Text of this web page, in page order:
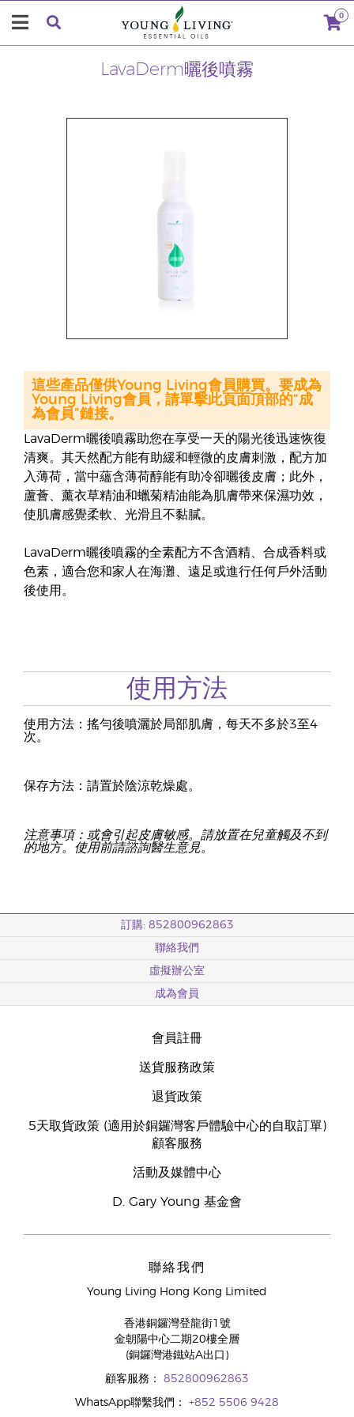
0
LavaDerm曬後噴霧
LavaDerm曬後噴霧助您在享受一天的陽光後迅速恢復
清爽。其天然配方能有助緩和輕微的皮膚刺激，配方加
入薄荷，當中蘊含薄荷醇能有助冷卻曬後皮膚；此外，
蘆薈、薰衣草精油和蠟菊精油能為肌膚帶來保濕功效，
使肌膚感覺柔軟、光滑且不黏膩。
LavaDerm曬後噴霧的全素配方不含酒精、合成香料或
色素，適合您和家人在海灘、遠足或進行任何戶外活動
後使用。
這些產品僅供Young Living會員購買。要成為
Young Living會員，請單擊此頁面頂部的“成
為會員”鏈接。
使用方法
使用方法：搖勻後噴灑於局部肌膚，每天不多於3至4
次。
保存方法：請置於陰涼乾燥處。
注意事項：或會引起皮膚敏感。請放置在兒童觸及不到
的地方。使用前請諮詢醫生意見。
訂購: 852800962863
聯絡我們
虛擬辦公室
成為會員
會員註冊
送貨服務政策
退貨政策
5天取貨政策 (適用於銅鑼灣客戶體驗中心的自取訂單)
顧客服務
活動及媒體中心
D. Gary Young 基金會
聯絡我們
Young Living Hong Kong Limited
香港銅鑼灣登龍街1號
金朝陽中心二期20樓全層
(銅鑼灣港鐵站A出口)
顧客服務： 852800962863
WhatsApp聯繫我們： +852 5506 9428